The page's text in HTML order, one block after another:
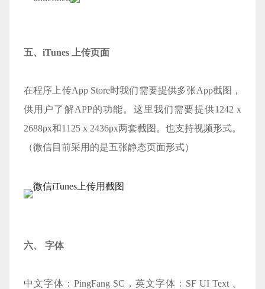
五、iTunes 上传页面
在程序上传App Store时我们需要提供多张App截图，
供用户了解APP的功能。这里我们需要提供1242 x
2688px和1125 x 2436px两套截图。也支持视频形式。
（微信目前采用的是五张静态页面形式）
微信iTunes上传用截图
六、 字体
中文字体：PingFang SC，英文字体：SF UI Text 、